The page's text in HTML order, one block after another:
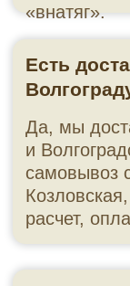
✅ Монтажпод ключ.
Соблюдаем
монтажные работы —
Рассрочкабез
Как заказать
Пласт?
— Позвоните: +7
— Или запишитесь
— Приезжайте в